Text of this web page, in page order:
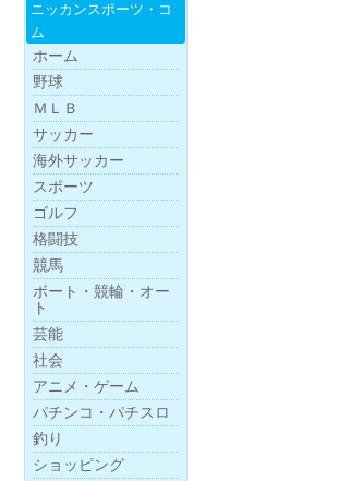
ニッカンスポーツ・ コ
ム
ホーム
野球
ＭＬＢ
サッカー
海外サッカー
スポーツ
ゴルフ
格闘技
競馬
ボー ト・ 競輪・ オー
ト
芸能
社会
アニメ・ゲーム
パチンコ・パチスロ
釣り
ショッピング